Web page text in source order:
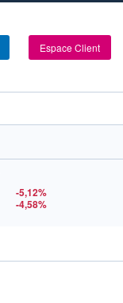
Espace Client
-5,12%
-4,58%